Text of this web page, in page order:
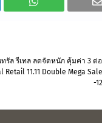
ทรัล รีเทล ลดจัดหนัก คุ้มค่า 3 ต่
Retail 11.11 Double Mega
-